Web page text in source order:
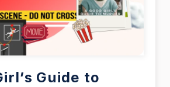
Guide to